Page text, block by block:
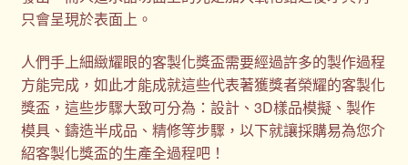
只會呈現於表面上。
人們手上細緻耀眼的客製化獎盃需要經過許多的製作過程
方能完成，如此才能成就這些代表著獲獎者榮耀的客製化
獎盃，這些步驟大致可分為：設計、3D樣品模擬、製作
模具、鑄造半成品、精修等步驟，以下就讓採購易為您介
紹客製化獎盃的生產全過程吧！